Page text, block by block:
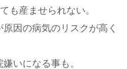
産ませられない。
因の病気のリスクが高く
いになる事も。